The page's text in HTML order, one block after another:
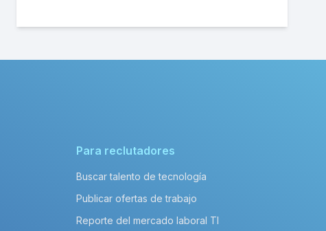
Para reclutadores
Buscar talento de tecnología
Publicar ofertas de trabajo
Reporte del mercado laboral TI